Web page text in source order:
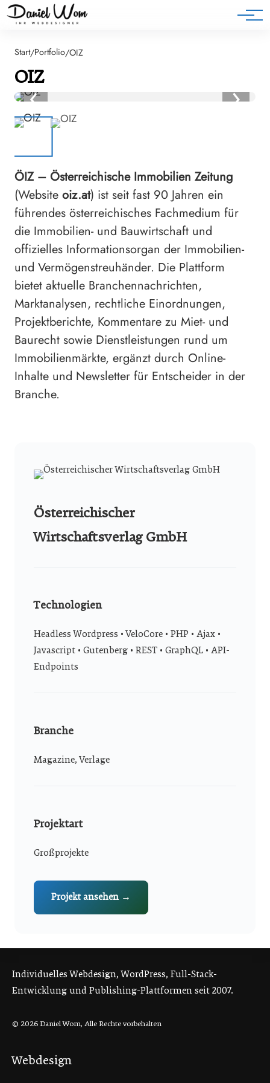
Blog
Start/Portfolio/OIZ
OIZ
‹ ›
ÖIZ – Österreichische Immobilien Zeitung
(Website oiz.at) ist seit fast 90 Jahren ein
führendes österreichisches Fachmedium für
die Immobilien- und Bauwirtschaft und
offizielles Informationsorgan der Immobilien-
und Vermögenstreuhänder. Die Plattform
bietet aktuelle Branchennachrichten,
Marktanalysen, rechtliche Einordnungen,
Projektberichte, Kommentare zu Miet- und
Baurecht sowie Dienstleistungen rund um
Immobilienmärkte, ergänzt durch Online-
Inhalte und Newsletter für Entscheider in der
Branche.
Österreichischer
Wirtschaftsverlag GmbH
Technologien
Headless Wordpress • VeloCore • PHP • Ajax •
Javascript • Gutenberg • REST • GraphQL • API-
Endpoints
Branche
Magazine, Verlage
Projektart
Großprojekte
Projekt ansehen →
Individuelles Webdesign, WordPress, Full-Stack-
Entwicklung und Publishing-Plattformen seit 2007.
© 2026 Daniel Wom, Alle Rechte vorbehalten
Webdesign